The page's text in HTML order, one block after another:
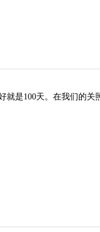
就是100天。在我们的